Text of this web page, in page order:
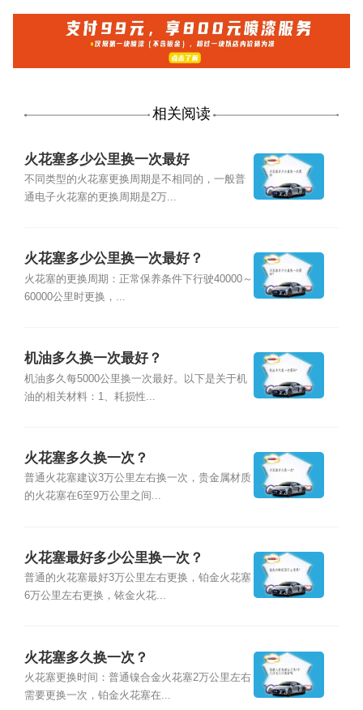
相关阅读
火花塞多少公里换一次最好
不同类型的火花塞更换周期是不相同的，一般普
通电子火花塞的更换周期是2万...
火花塞多少公里换一次最好？
火花塞的更换周期：正常保养条件下行驶40000～
60000公里时更换，...
机油多久换一次最好？
机油多久每5000公里换一次最好。以下是关于机
油的相关材料：1、耗损性...
火花塞多久换一次？
普通火花塞建议3万公里左右换一次，贵金属材质
的火花塞在6至9万公里之间...
火花塞最好多少公里换一次？
普通的火花塞最好3万公里左右更换，铂金火花塞
6万公里左右更换，铱金火花...
火花塞多久换一次？
火花塞更换时间：普通镍合金火花塞2万公里左右
需要更换一次，铂金火花塞在...